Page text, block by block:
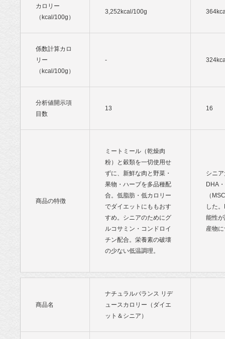
カロリー
（kcal/100g）
3,252kcal/100g
係数計算カロ
リー
（kcal/100g）
-
分析値開示項
目数
13 16
商品の特徴
ミートミール（乾燥肉
粉）と穀類を一切使用せ
ずに、新鮮な肉と野菜・
果物・ハーブを多品種配
合。低脂肪・低カロリー
でダイエットにももおす
すめ。シニアのためにグ
ルコサミン・コンドロイ
チン配合。栄養素の破壊
の少ない低温調理。
シニ
DHA
（
した
能性
産物
商品名
ナチュラルバランス リデ
ュースカロリー（ダイエ
ット＆シニア）